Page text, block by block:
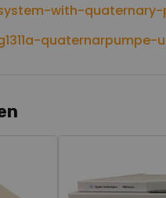
with-quaternary-